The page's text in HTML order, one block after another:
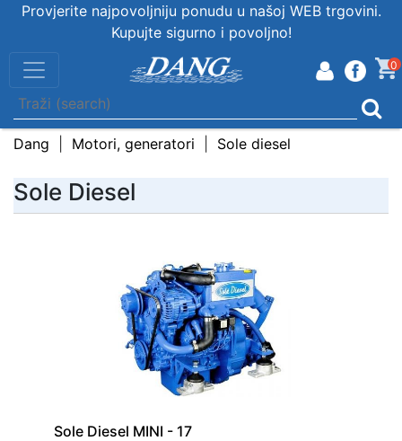
Provjerite najpovoljniju ponudu u našoj WEB trgovini.
Kupujte sigurno i povoljno!
0
Dang Motori, generatori Sole diesel
Sole Diesel
Sole Diesel MINI - 17